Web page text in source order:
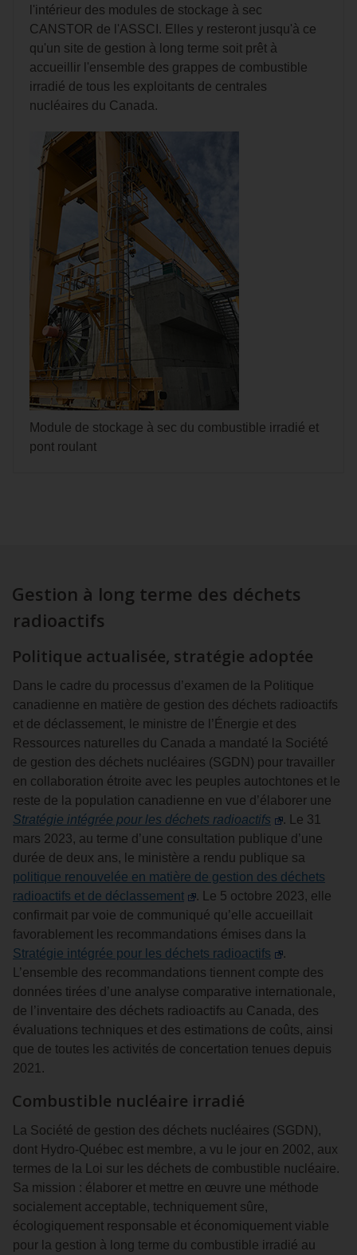
l'intérieur des modules de stockage à sec
CANSTOR de l'ASSCI. Elles y resteront jusqu'à ce
qu'un site de gestion à long terme soit prêt à
accueillir l'ensemble des grappes de combustible
irradié de tous les exploitants de centrales
nucléaires du Canada.
Module de stockage à sec du combustible irradié et
pont roulant
Gestion à long terme des déchets
radioactifs
Politique actualisée, stratégie adoptée
Dans le cadre du processus d’examen de la Politique
canadienne en matière de gestion des déchets radioactifs
et de déclassement, le ministre de l’Énergie et des
Ressources naturelles du Canada a mandaté la Société
de gestion des déchets nucléaires (SGDN) pour travailler
en collaboration étroite avec les peuples autochtones et le
reste de la population canadienne en vue d’élaborer une
Stratégie intégrée pour les déchets radioactifs
. Le 31
mars 2023, au terme d’une consultation publique d’une
durée de deux ans, le ministère a rendu publique sa
politique renouvelée en matière de gestion des déchets
radioactifs et de déclassement
. Le 5 octobre 2023, elle
confirmait par voie de communiqué qu’elle accueillait
favorablement les recommandations émises dans la
Stratégie intégrée pour les déchets radioactifs
.
L’ensemble des recommandations tiennent compte des
données tirées d’une analyse comparative internationale,
de l’inventaire des déchets radioactifs au Canada, des
évaluations techniques et des estimations de coûts, ainsi
que de toutes les activités de concertation tenues depuis
2021.
Combustible nucléaire irradié
La Société de gestion des déchets nucléaires (SGDN),
dont Hydro‑Québec est membre, a vu le jour en 2002, aux
termes de la Loi sur les déchets de combustible nucléaire.
Sa mission : élaborer et mettre en œuvre une méthode
socialement acceptable, techniquement sûre,
écologiquement responsable et économiquement viable
pour la gestion à long terme du combustible irradié au